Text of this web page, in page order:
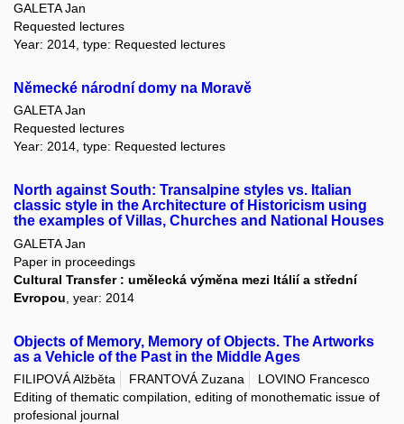
GALETA Jan
Requested lectures
Year: 2014, type: Requested lectures
Německé národní domy na Moravě
GALETA Jan
Requested lectures
Year: 2014, type: Requested lectures
North against South: Transalpine styles vs. Italian
classic style in the Architecture of Historicism using
the examples of Villas, Churches and National Houses
GALETA Jan
Paper in proceedings
Cultural Transfer : umělecká výměna mezi Itálií a střední
Evropou , year: 2014
Objects of Memory, Memory of Objects. The Artworks
as a Vehicle of the Past in the Middle Ages
FILIPOVÁ Alžběta FRANTOVÁ Zuzana
LOVINO Francesco
Editing of thematic compilation, editing of monothematic issue of
profesional journal